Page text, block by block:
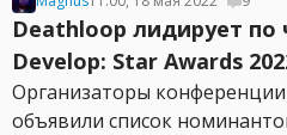
Deathloop лидирует по
Develop: Star Awards
Организаторы
объявили список